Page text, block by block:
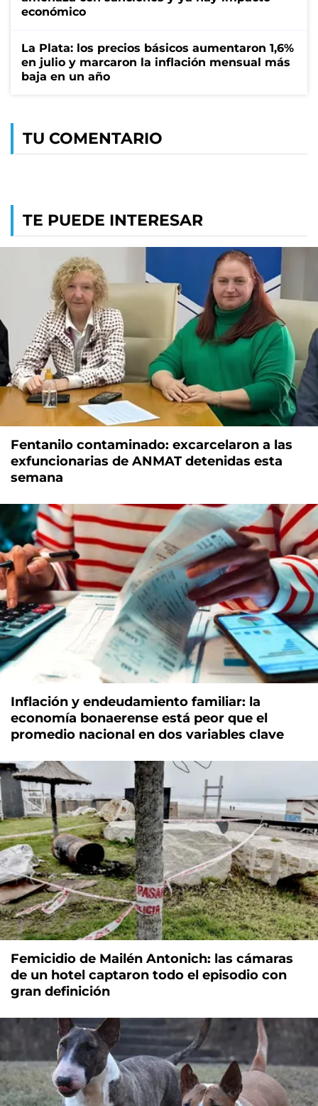
económico
La Plata: los precios básicos aumentaron 1,6%
en julio y marcaron la inflación mensual más
baja en un año
TU COMENTARIO
TE PUEDE INTERESAR
Fentanilo contaminado: excarcelaron a las
exfuncionarias de ANMAT detenidas esta
semana
Inflación y endeudamiento familiar: la
economía bonaerense está peor que el
promedio nacional en dos variables clave
Femicidio de Mailén Antonich: las cámaras
de un hotel captaron todo el episodio con
gran definición